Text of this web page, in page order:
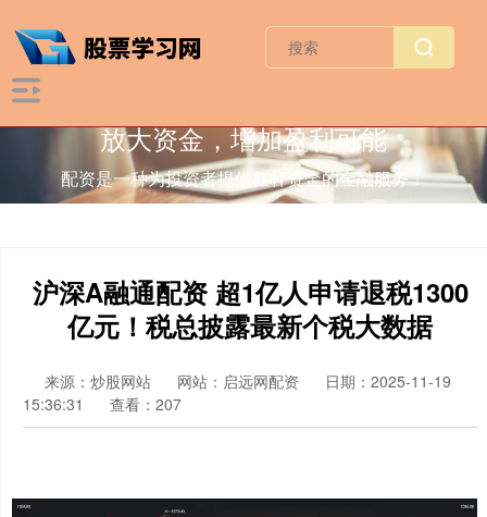
放大资金，增加盈利可能
配资是一种为投资者提供杠杆资金的金融服务！
沪深A融通配资 超1亿人申请退税1300
亿元！税总披露最新个税大数据
来源：炒股网站 网站：启远网配资
日期：2025-11-19
15:36:31
查看：207